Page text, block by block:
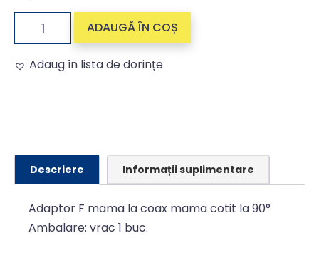
ADAUGĂ ÎN COȘ
Adaug în lista de dorințe
Descriere Informații suplimentare
Adaptor F mama la coax mama cotit la 90°
Ambalare: vrac 1 buc.